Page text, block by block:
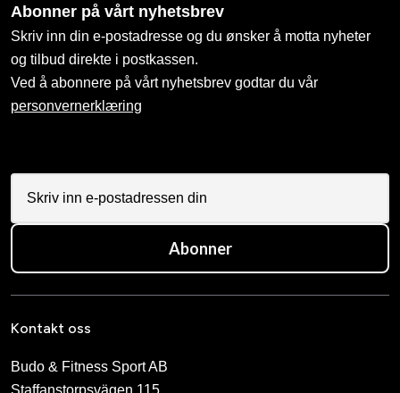
Abonner på vårt nyhetsbrev
Skriv inn din e-postadresse og du ønsker å motta nyheter
og tilbud direkte i postkassen.
Ved å abonnere på vårt nyhetsbrev godtar du vår
personvernerklæring
Abonner
Kontakt oss
Budo & Fitness Sport AB
Staffanstorpsvägen 115